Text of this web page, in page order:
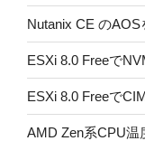
Nutanix CE の
ESXi 8.0 Freeで
ESXi 8.0 Freeで
AMD Zen系CPU温